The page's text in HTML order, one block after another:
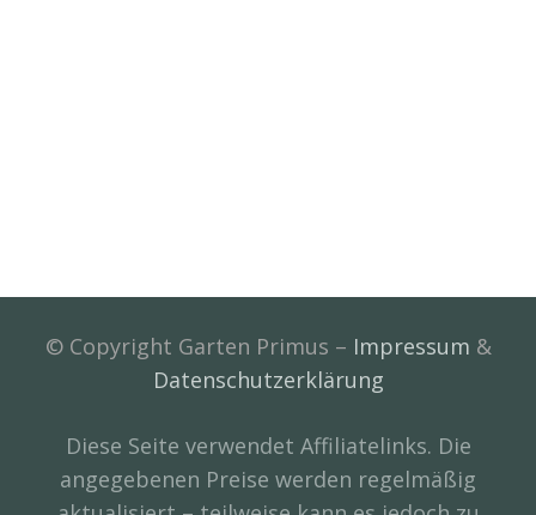
© Copyright Garten Primus – Impressum &
Datenschutzerklärung
Diese Seite verwendet Affiliatelinks. Die
angegebenen Preise werden regelmäßig